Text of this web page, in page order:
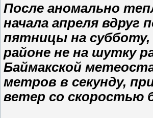
После аномально
начала апреля вдруг
пятницы на субботу,
районе не на шутку
Баймакской
метров в секунду,
ветер со скоростью